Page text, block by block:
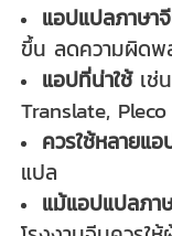
แอปแปลภาษา
ขึ้น ลดความผิดพ
แอปที่น่าใช้เช่
Translate,
ควรใช้หลายแอ
แปล
แม้แอปแปลภา